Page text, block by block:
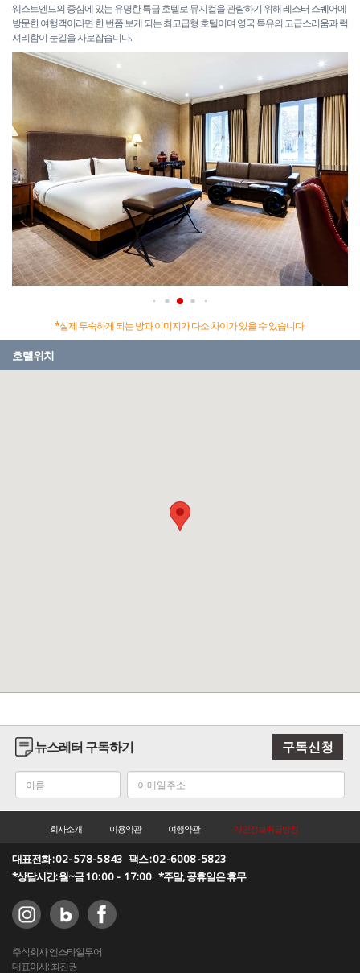
웨스트엔드의 중심에 있는 유명한 특급 호텔로 뮤지컬을 관람하기 위해 레스터 스퀘어에
방문한 여행객이라면 한 번쯤 보게 되는 최고급형 호텔이며 영국 특유의 고급스러움과 럭
셔리함이 눈길을 사로잡습니다.
*실제 투숙하게 되는 방과 이미지가 다소 차이가 있을 수 있습니다.
호텔위치
뉴스레터 구독하기 구독신청
회사소개 이용약관 여행약관 개인정보취급방침
대표전화 :02-578-5843 팩스 :02-6008-5823
*상담시간: 월~금10:00 - 17:00 *주말, 공휴일은 휴무
주식회사 엔스타일투어
대표이사: 최진권